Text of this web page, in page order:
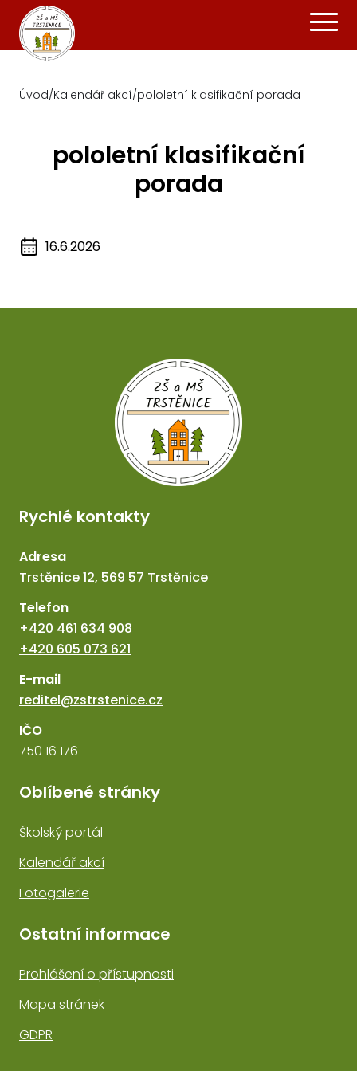
Úvod/Kalendář akcí/pololetní klasifikační porada
pololetní klasifikační
porada
16.6.2026
Rychlé kontakty
Adresa
Trstěnice 12, 569 57 Trstěnice
Telefon
+420 461 634 908
+420 605 073 621
E-mail
reditel@zstrstenice.cz
IČO
750 16 176
Oblíbené stránky
Školský portál
Kalendář akcí
Fotogalerie
Ostatní informace
Prohlášení o přístupnosti
Mapa stránek
GDPR